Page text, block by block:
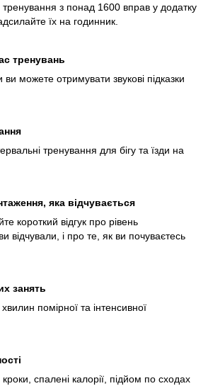
з понад 1600 вправ у додатку
їх на годинник.
тренувань
ви можете отримувати звукові підказки
тренування для бігу та їзди на
яка відчувається
короткий відгук про рівень
відчували, і про те, як ви почуваєтесь
занять
помірної та інтенсивної
спалені калорії, підйом по сходах